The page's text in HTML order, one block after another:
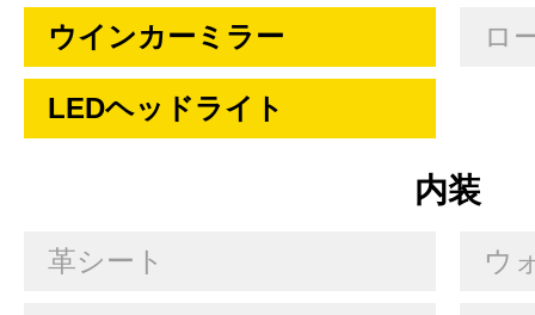
ウインカーミラー ロ
LEDヘッドライト
内装
革シート ウ